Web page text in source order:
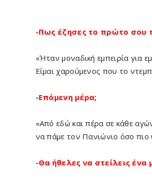
-Πως έζησες το πρώτο σου
«Ήταν μοναδική εμπειρία για
Είμαι χαρούμενος που το
-Επόμενη μέρα;
«Από εδώ και πέρα σε κάθε
να πάμε τον Πανιώνιο όσο πιο
-Θα ήθελες να στείλεις